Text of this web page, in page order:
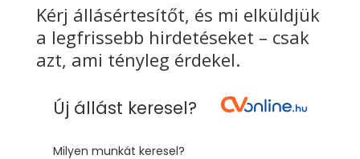
Kérj állásértesítőt, és mi elküldjük
a legfrissebb hirdetéseket – csak
azt, ami tényleg érdekel.